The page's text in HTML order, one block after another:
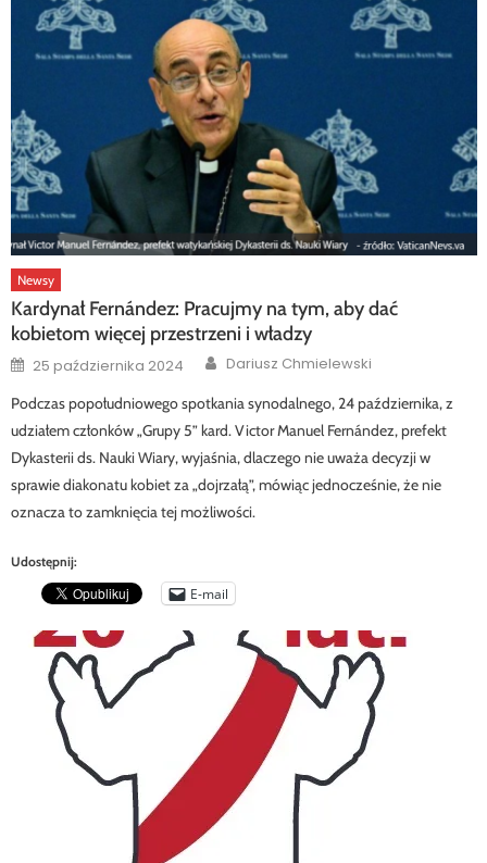
Newsy
Kardynał Fernández: Pracujmy na tym, aby dać
kobietom więcej przestrzeni i władzy
Posted
on
25 października 2024 Author
Dariusz Chmielewski
Podczas popołudniowego spotkania synodalnego, 24 października, z
udziałem członków „Grupy 5” kard. Victor Manuel Fernández, prefekt
Dykasterii ds. Nauki Wiary, wyjaśnia, dlaczego nie uważa decyzji w
sprawie diakonatu kobiet za „dojrzałą”, mówiąc jednocześnie, że nie
oznacza to zamknięcia tej możliwości.
Udostępnij:
E-mail